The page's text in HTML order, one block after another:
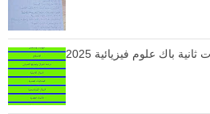
باك علوم فيزيائية 2025